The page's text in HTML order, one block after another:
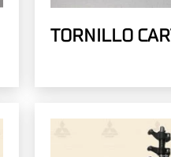
TORNILLO